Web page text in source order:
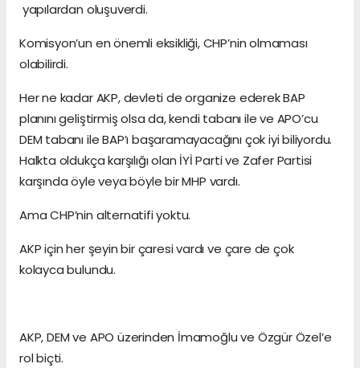
yapılardan oluşuverdi.
Komisyon’un en önemli eksikliği, CHP’nin olmaması
olabilirdi.
Her ne kadar AKP, devleti de organize ederek BAP
planını geliştirmiş olsa da, kendi tabanı ile ve APO’cu
DEM tabanı ile BAP’ı başaramayacağını çok iyi biliyordu.
Halkta oldukça karşılığı olan İYİ Parti ve Zafer Partisi
karşında öyle veya böyle bir MHP vardı.
Ama CHP’nin alternatifi yoktu.
AKP için her şeyin bir çaresi vardı ve çare de çok
kolayca bulundu.
AKP, DEM ve APO üzerinden İmamoğlu ve Özgür Özel’e
rol biçti.